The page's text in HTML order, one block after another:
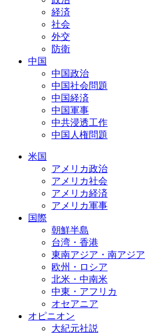
経済
社会
外交
防衛
中国
中国政治
中国社会問題
中国経済
中国軍事
中共浸透工作
中国人権問題
米国
アメリカ政治
アメリカ社会
アメリカ経済
アメリカ軍事
国際
朝鮮半島
台湾・香港
東南アジア・南アジア
欧州・ロシア
北米・中南米
中東・アフリカ
オセアニア
オピニオン
大紀元社説